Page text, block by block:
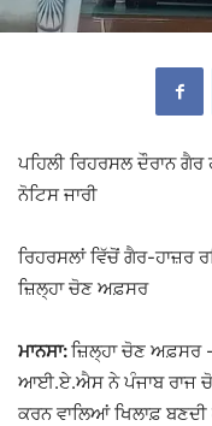
ਪਹਿਲੀ ਰਿਹਰਸਲ ਦੌਰਾਨ
ਨੋਟਿਸ ਜਾਰੀ
ਰਿਹਰਸਲਾਂ ਵਿੱਚੋਂ ਗੈਰ-ਹਾਜ਼ਰ
ਜ਼ਿਲ੍ਹਾ ਚੋਣ ਅਫ਼ਸਰ
ਮਾਨਸਾ:ਜ਼ਿਲ੍ਹਾ ਚੋਣ ਅਫ਼ਸਰ
ਆਈ.ਏ.ਐਸ ਨੇ ਪੰਜਾਬ ਰਾਜ ਚੋਣ
ਕਰਨ ਵਾਲਿਆਂ ਖਿਲਾਫ਼